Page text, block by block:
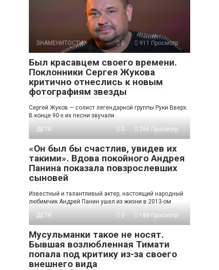
ЗНАМЕНИТОСТИ 0 911 Просмотр
Был красавцем своего времени.
Поклонники Сергея Жукова
критично отнеслись к новым
фотографиям звезды
Сергей Жуков — солист легендарной группы Руки Вверх.
В конце 90-х их песни звучали
ДЕТИ
0 286 Просмотр
«Он был бы счастлив, увидев их
такими». Вдова покойного Андрея
Панина показала повзрослевших
сыновей
Известный и талантливый актер, настоящий народный
любимчик Андрей Панин ушел из жизни в 2013-ом
ДЕТИ
0 188 Просмотр
Мусульманки такое не носят.
Бывшая возлюбленная Тимати
попала под критику из-за своего
внешнего вида